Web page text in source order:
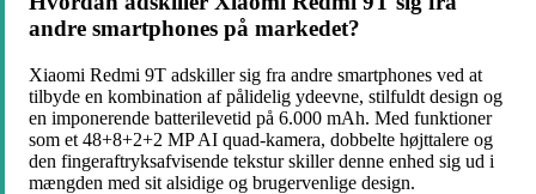
andre smartphones på markedet?
Xiaomi Redmi 9T adskiller sig fra andre smartphones ved at
tilbyde en kombination af pålidelig ydeevne, stilfuldt design og
en imponerende batterilevetid på 6.000 mAh. Med funktioner
som et 48+8+2+2 MP AI quad-kamera, dobbelte højttalere og
den fingeraftryksafvisende tekstur skiller denne enhed sig ud i
mængden med sit alsidige og brugervenlige design.